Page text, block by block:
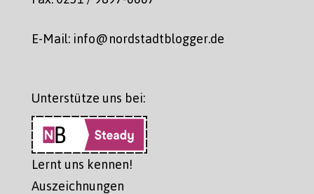
E-Mail: info@nordstadtblogger.de
Unterstütze uns bei:
Lernt uns kennen!
Auszeichnungen